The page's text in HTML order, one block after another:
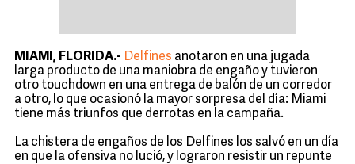
MIAMI, FLORIDA.- Delfines anotaron en una jugada
larga producto de una maniobra de engaño y tuvieron
otro touchdown en una entrega de balón de un corredor
a otro, lo que ocasionó la mayor sorpresa del día: Miami
tiene más triunfos que derrotas en la campaña.
La chistera de engaños de los Delfines los salvó en un día
en que la ofensiva no lució, y lograron resistir un repunte